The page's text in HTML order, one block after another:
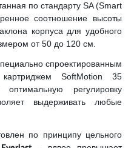
по стандарту SA (Smart
соотношение высоты
корпуса для удобного
от 50 до 120 см.
спроектированным
SoftMotion 35
регулировку
выдерживать любые
по принципу цельного